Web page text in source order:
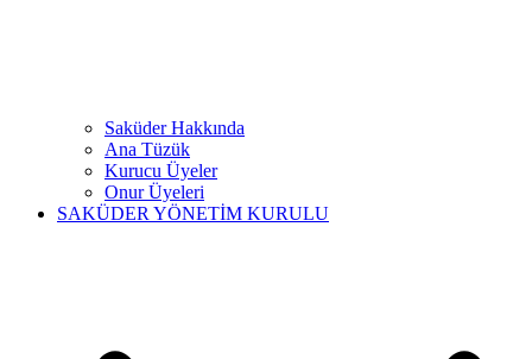
Saküder Hakkında
Ana Tüzük
Kurucu Üyeler
Onur Üyeleri
SAKÜDER YÖNETİM KURULU